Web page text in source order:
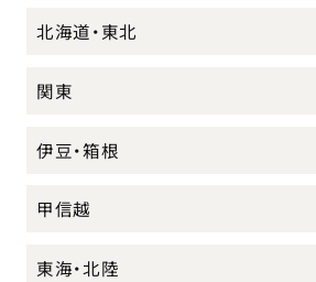
北海道・東北
関東
伊豆・箱根
甲信越
東海・北陸